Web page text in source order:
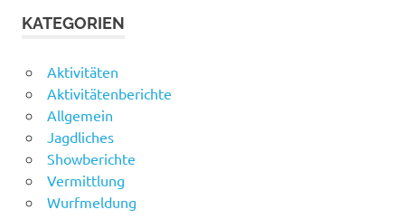
KATEGORIEN
Aktivitäten
Aktivitätenberichte
Allgemein
Jagdliches
Showberichte
Vermittlung
Wurfmeldung